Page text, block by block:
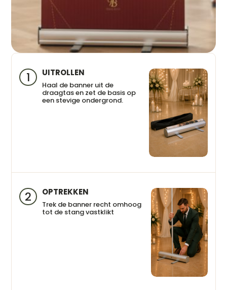
1 UITROLLEN
Haal de banner uit de
draagtas en zet de basis op
een stevige ondergrond.
2 OPTREKKEN
Trek de banner recht omhoog
tot de stang vastklikt